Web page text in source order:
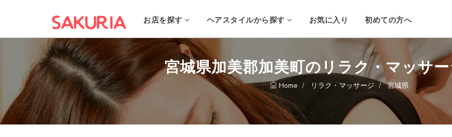
お店を探す ヘアスタイルから探す お気に入り 初めての方へ
宮城県加美郡加美町のリラク・マッサ
Home リラク・マッサージ 宮城県